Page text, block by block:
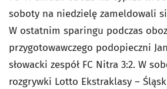
soboty na niedzielę zameldowali
W ostatnim sparingu podczas
przygotowawczego podopieczni
słowacki zespół FC Nitra 3:2. W
rozgrywki Lotto Ekstraklasy –